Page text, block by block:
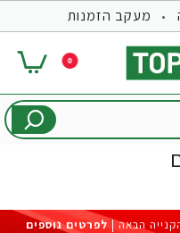
מעקב הזמנות
0
לפרטים נוספים